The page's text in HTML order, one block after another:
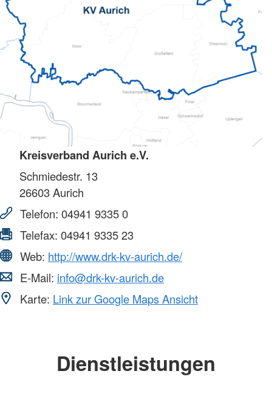
Kreisverband Aurich e.V.
Schmiedestr. 13
26603Aurich
Telefon: 04941 9335 0
Telefax: 04941 9335 23
Web: http://www.drk-kv-aurich.de/
E-Mail: info@drk-kv-aurich.de
Karte: Link zur Google Maps Ansicht
Dienstleistungen